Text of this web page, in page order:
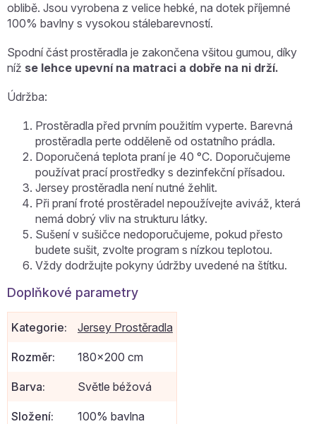
oblibě. Jsou vyrobena z velice hebké, na dotek příjemné
100% bavlny s vysokou stálebarevností.
Spodní část prostěradla je zakončena všitou gumou, díky
níž se lehce upevní na matraci a dobře na ni drží.
Údržba:
Prostěradla před prvním použitím vyperte. Barevná
prostěradla perte odděleně od ostatního prádla.
Doporučená teplota praní je 40 °C. Doporučujeme
používat prací prostředky s dezinfekční přísadou.
Jersey prostěradla není nutné žehlit.
Při praní froté prostěradel nepoužívejte aviváž, která
nemá dobrý vliv na strukturu látky.
Sušení v sušičce nedoporučujeme, pokud přesto
budete sušit, zvolte program s nízkou teplotou.
Vždy dodržujte pokyny údržby uvedené na štítku.
Doplňkové parametry
Kategorie: Jersey Prostěradla
Rozměr: 180x200 cm
Barva: Světle béžová
Složení: 100% bavlna